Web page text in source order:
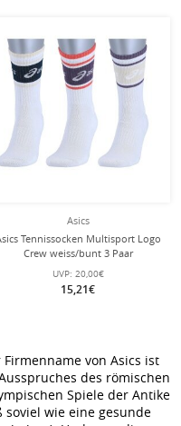
Asics
Tennissocken Multisport Logo
Crew weiss/bunt 3 Paar
UVP: 20,00€
15,21€
von Asics ist
des römischen
Spiele der Antike
wie eine gesunde